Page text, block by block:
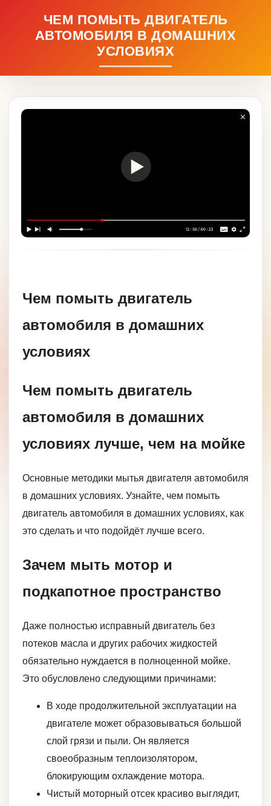
ЧЕМ ПОМЫТЬ ДВИГАТЕЛЬ
АВТОМОБИЛЯ В ДОМАШНИХ
УСЛОВИЯХ
Чем помыть двигатель
автомобиля в домашних
условиях
Чем помыть двигатель
автомобиля в домашних
условиях лучше, чем на мойке
Основные методики мытья двигателя автомобиля
в домашних условиях. Узнайте, чем помыть
двигатель автомобиля в домашних условиях, как
это сделать и что подойдёт лучше всего.
Зачем мыть мотор и
подкапотное пространство
Даже полностью исправный двигатель без
потеков масла и других рабочих жидкостей
обязательно нуждается в полноценной мойке.
Это обусловлено следующими причинами:
В ходе продолжительной эксплуатации на
двигателе может образовываться большой
слой грязи и пыли. Он является
своеобразным теплоизолятором,
блокирующим охлаждение мотора.
Чистый моторный отсек красиво выглядит,